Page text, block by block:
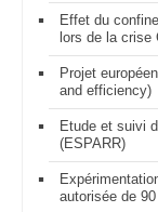
Effet du
lors de la crise
Projet
and efficiency)
Etude et suivi
(ESPARR)
autorisée de